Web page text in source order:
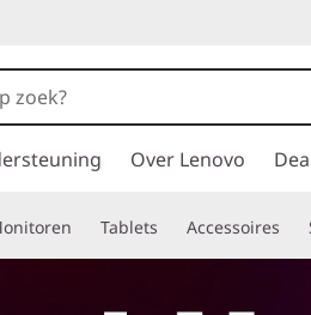
Over Lenovo
Tablets Accessoires